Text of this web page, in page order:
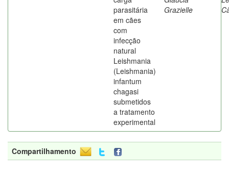
parasitária
em cães
com
infecção
natural
Leishmania
(Leishmania)
infantum
chagasi
submetidos
a tratamento
experimental
Grazielle
Compartilhamento